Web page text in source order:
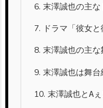
6. 末澤誠也の主
7. ドラマ「彼女
8. 末澤誠也の主
9. 末澤誠也は舞台
10. 末澤誠也とA